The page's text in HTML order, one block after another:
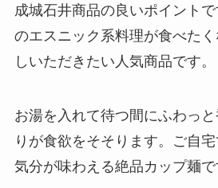
成城石井商品の良いポイント
のエスニック系料理が食べた
しいただきたい人気商品です。
お湯を入れて待つ間にふわっ
りが食欲をそそります。ご自
気分が味わえる絶品カップ麺で